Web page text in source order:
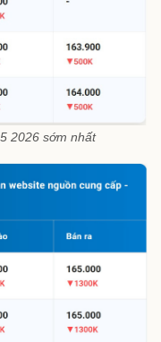
2026 sớm nhất